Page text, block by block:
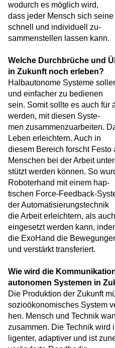
wodurch es möglich wird,
dass jeder Mensch sich
schnell und individuell zu-
sammenstellen lassen kann.
Welche Durchbrüche und
in Zukunft noch erleben?
Halbautonome Systeme
und einfacher zu bedienen
sein. Somit sollte es auch für
werden, mit diesen Syste-
men zusammenzuarbeiten.
Leben erleichtern. Auch in
diesem Bereich forscht Festo
Menschen bei der Arbeit
stützt werden können. So
Roboterhand mit einem hap-
tischen Force-Feedback-
der Automatisierungstechnik
die Arbeit erleichtern, als
eingesetzt werden kann,
die ExoHand die
und verstärkt transferiert.
Wie wird die
autonomen Systemen in
Die Produktion der Zukunft
sozioökonomisches System
hen. Mensch und Technik
zusammen. Die Technik wird
ligenter, adaptiver und ist